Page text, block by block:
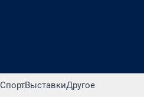
СпортВыставкиДругое